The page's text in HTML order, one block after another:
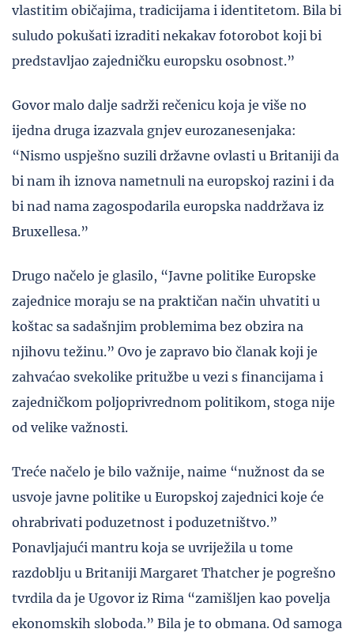
vlastitim običajima, tradicijama i identitetom. Bila bi
suludo pokušati izraditi nekakav fotorobot koji bi
predstavljao zajedničku europsku osobnost.”
Govor malo dalje sadrži rečenicu koja je više no
ijedna druga izazvala gnjev eurozanesenjaka:
“Nismo uspješno suzili državne ovlasti u Britaniji da
bi nam ih iznova nametnuli na europskoj razini i da
bi nad nama zagospodarila europska naddržava iz
Bruxellesa.”
Drugo načelo je glasilo, “Javne politike Europske
zajednice moraju se na praktičan način uhvatiti u
koštac sa sadašnjim problemima bez obzira na
njihovu težinu.” Ovo je zapravo bio članak koji je
zahvaćao svekolike pritužbe u vezi s financijama i
zajedničkom poljoprivrednom politikom, stoga nije
od velike važnosti.
Treće načelo je bilo važnije, naime “nužnost da se
usvoje javne politike u Europskoj zajednici koje će
ohrabrivati poduzetnost i poduzetništvo.”
Ponavljajući mantru koja se uvriježila u tome
razdoblju u Britaniji Margaret Thatcher je pogrešno
tvrdila da je Ugovor iz Rima “zamišljen kao povelja
ekonomskih sloboda.” Bila je to obmana. Od samoga